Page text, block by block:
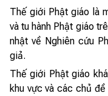
Thế giới Phật giáo là
và tu hành Phật giáo
nhật về Nghiên cứu
giả.
Thế giới Phật giáo
khu vực và các chủ